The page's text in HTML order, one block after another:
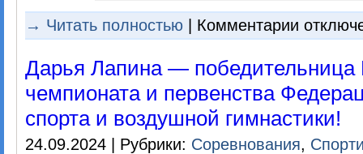
→ Читать полностью Комментарии записи
по
спортивной
аэробике
«Кубок
Федерации»
Дарья Лапина — победительница
чемпионата и первенства
спорта и воздушной гимнастики!
24.09.2024 | Рубрики: Соревнования,